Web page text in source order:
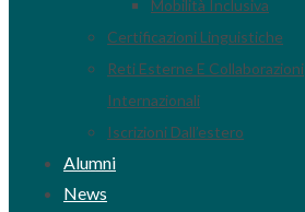
Mobilità Inclusiva
Certificazioni Linguistiche
Reti Esterne E Collaborazioni
Internazionali
Iscrizioni Dall’estero
Alumni
News